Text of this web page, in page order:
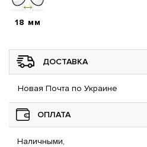
18 мм
ДОСТАВКА
Новая Почта по Украине
ОПЛАТА
Наличными,